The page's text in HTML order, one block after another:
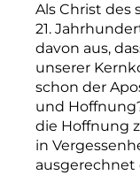
Als Christ des
21.
davon aus,
unserer
schon der
und
die Hoffnung
in
ausgerechnet